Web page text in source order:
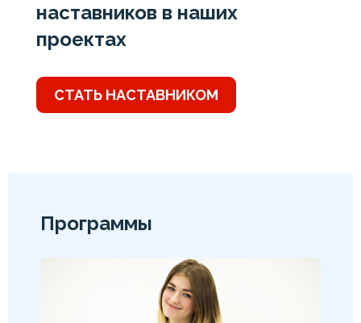
наставников в наших
проектах
СТАТЬ НАСТАВНИКОМ
Программы